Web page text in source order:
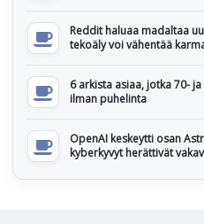
Reddit haluaa madaltaa
tekoäly voi vähentää
6 arkista asiaa, jotka 70-
ilman puhelinta
OpenAI keskeytti osan
kyberkyvyt herättivät